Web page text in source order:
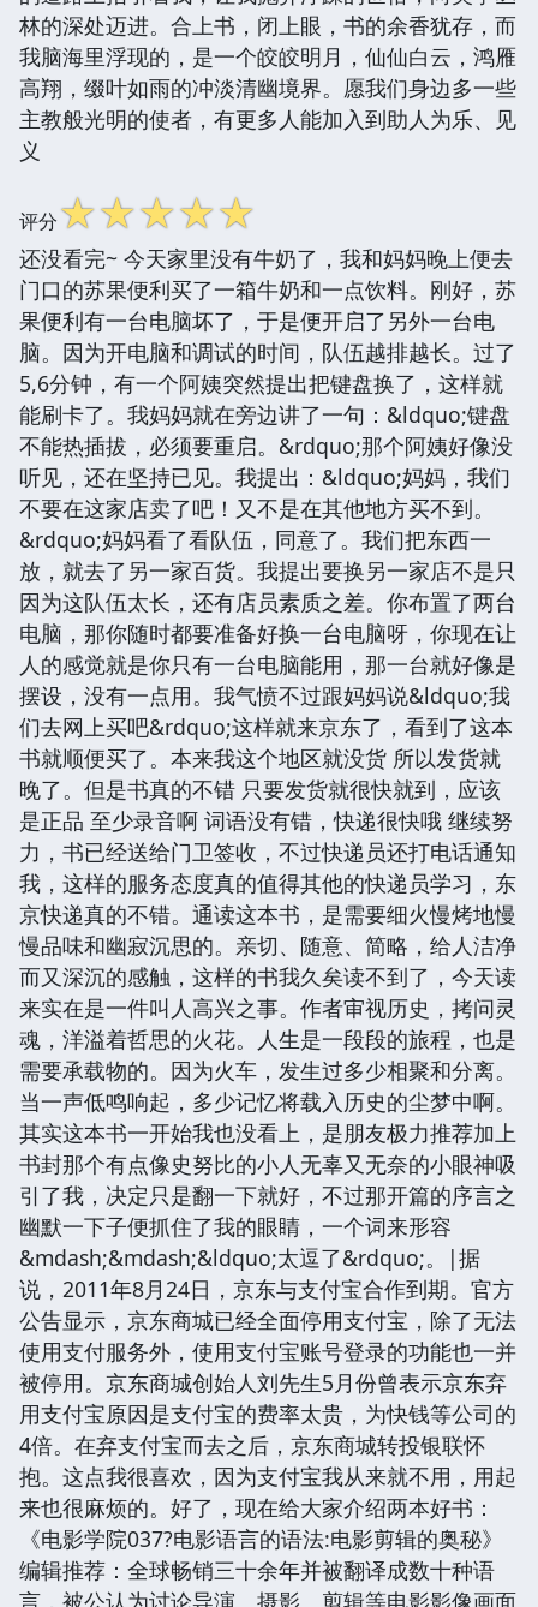
林的深处迈进。合上书，闭上眼，书的余香犹存，而
我脑海里浮现的，是一个皎皎明月，仙仙白云，鸿雁
高翔，缀叶如雨的冲淡清幽境界。愿我们身边多一些
主教般光明的使者，有更多人能加入到助人为乐、见
义
评分☆☆☆☆☆
还没看完~ 今天家里没有牛奶了，我和妈妈晚上便去
门口的苏果便利买了一箱牛奶和一点饮料。刚好，苏
果便利有一台电脑坏了，于是便开启了另外一台电
脑。因为开电脑和调试的时间，队伍越排越长。过了
5,6分钟，有一个阿姨突然提出把键盘换了，这样就
能刷卡了。我妈妈就在旁边讲了一句：&ldquo;键盘
不能热插拔，必须要重启。&rdquo;那个阿姨好像没
听见，还在坚持已见。我提出：&ldquo;妈妈，我们
不要在这家店卖了吧！又不是在其他地方买不到。
&rdquo;妈妈看了看队伍，同意了。我们把东西一
放，就去了另一家百货。我提出要换另一家店不是只
因为这队伍太长，还有店员素质之差。你布置了两台
电脑，那你随时都要准备好换一台电脑呀，你现在让
人的感觉就是你只有一台电脑能用，那一台就好像是
摆设，没有一点用。我气愤不过跟妈妈说&ldquo;我
们去网上买吧&rdquo;这样就来京东了，看到了这本
书就顺便买了。本来我这个地区就没货 所以发货就
晚了。但是书真的不错 只要发货就很快就到，应该
是正品 至少录音啊 词语没有错，快递很快哦 继续努
力，书已经送给门卫签收，不过快递员还打电话通知
我，这样的服务态度真的值得其他的快递员学习，东
京快递真的不错。通读这本书，是需要细火慢烤地慢
慢品味和幽寂沉思的。亲切、随意、简略，给人洁净
而又深沉的感触，这样的书我久矣读不到了，今天读
来实在是一件叫人高兴之事。作者审视历史，拷问灵
魂，洋溢着哲思的火花。人生是一段段的旅程，也是
需要承载物的。因为火车，发生过多少相聚和分离。
当一声低鸣响起，多少记忆将载入历史的尘梦中啊。
其实这本书一开始我也没看上，是朋友极力推荐加上
书封那个有点像史努比的小人无辜又无奈的小眼神吸
引了我，决定只是翻一下就好，不过那开篇的序言之
幽默一下子便抓住了我的眼睛，一个词来形容
&mdash;&mdash;&ldquo;太逗了&rdquo;。|据
说，2011年8月24日，京东与支付宝合作到期。官方
公告显示，京东商城已经全面停用支付宝，除了无法
使用支付服务外，使用支付宝账号登录的功能也一并
被停用。京东商城创始人刘先生5月份曾表示京东弃
用支付宝原因是支付宝的费率太贵，为快钱等公司的
4倍。在弃支付宝而去之后，京东商城转投银联怀
抱。这点我很喜欢，因为支付宝我从来就不用，用起
来也很麻烦的。好了，现在给大家介绍两本好书：
《电影学院037?电影语言的语法:电影剪辑的奥秘》
编辑推荐：全球畅销三十余年并被翻译成数十种语
言，被公认为讨论导演、摄影、剪辑等电影影像画面